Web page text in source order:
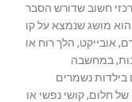
חשוב שדורש הסבר
מושג שנמצא על קו
אובייקט, הלך רוח או
במחשבה
בילדות נשמרים
חלום, קושי נפשי או